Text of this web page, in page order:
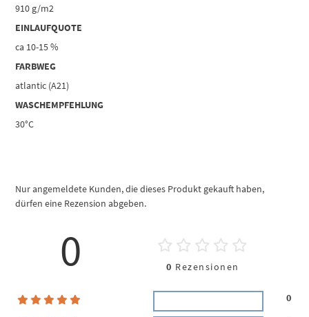
910 g/m2
EINLAUFQUOTE
ca 10-15 %
FARBWEG
atlantic (A21)
WASCHEMPFEHLUNG
30°C
0 0 Rezensionen
0
Nur angemeldete Kunden, die dieses Produkt gekauft haben,
dürfen eine Rezension abgeben.